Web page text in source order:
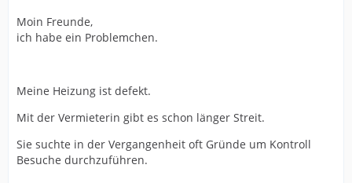
Moin Freunde,
ich habe ein Problemchen.
Meine Heizung ist defekt.
Mit der Vermieterin gibt es schon länger Streit.
Sie suchte in der Vergangenheit oft Gründe um Kontroll
Besuche durchzuführen.